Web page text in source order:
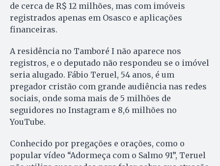
de cerca de R$ 12 milhões, mas com imóveis
registrados apenas em Osasco e aplicações
financeiras.
A residência no Tamboré I não aparece nos
registros, e o deputado não respondeu se o imóvel
seria alugado. Fábio Teruel, 54 anos, é um
pregador cristão com grande audiência nas redes
sociais, onde soma mais de 5 milhões de
seguidores no Instagram e 8,6 milhões no
YouTube.
Conhecido por pregações e orações, como o
popular vídeo “Adormeça com o Salmo 91”, Teruel